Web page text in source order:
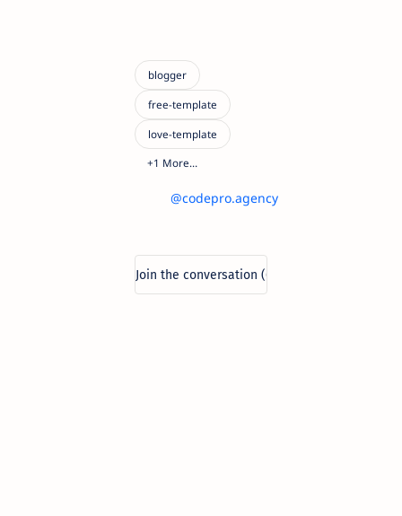
@codepro.agency